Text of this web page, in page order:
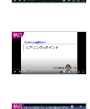
動画
動画